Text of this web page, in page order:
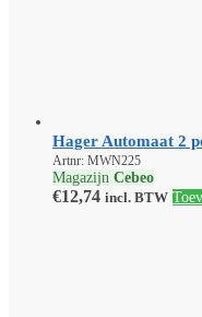
Hager Automaat 2
Artnr: MWN225
Magazijn Cebeo
€12,74 incl. BTW